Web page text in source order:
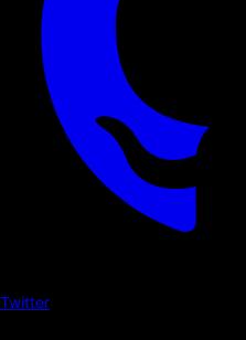
Twitter